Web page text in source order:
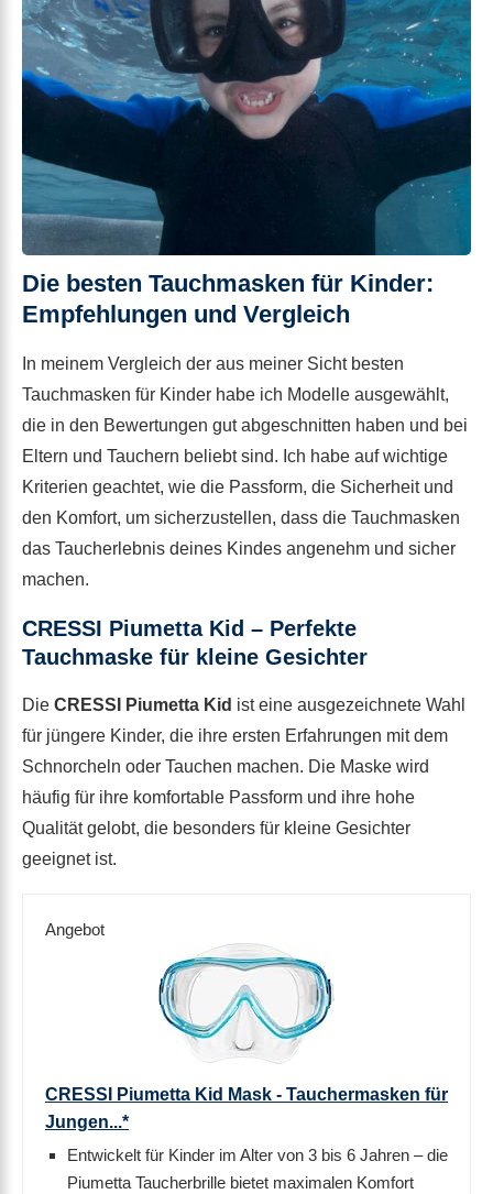
Die besten Tauchmasken für Kinder:
Empfehlungen und Vergleich
In meinem Vergleich der aus meiner Sicht besten
Tauchmasken für Kinder habe ich Modelle ausgewählt,
die in den Bewertungen gut abgeschnitten haben und bei
Eltern und Tauchern beliebt sind. Ich habe auf wichtige
Kriterien geachtet, wie die Passform, die Sicherheit und
den Komfort, um sicherzustellen, dass die Tauchmasken
das Taucherlebnis deines Kindes angenehm und sicher
machen.
CRESSI Piumetta Kid – Perfekte
Tauchmaske für kleine Gesichter
Die CRESSI Piumetta Kid ist eine ausgezeichnete Wahl
für jüngere Kinder, die ihre ersten Erfahrungen mit dem
Schnorcheln oder Tauchen machen. Die Maske wird
häufig für ihre komfortable Passform und ihre hohe
Qualität gelobt, die besonders für kleine Gesichter
geeignet ist.
Angebot
CRESSI Piumetta Kid Mask - Tauchermasken für
Jungen...*
Entwickelt für Kinder im Alter von 3 bis 6 Jahren – die
Piumetta Taucherbrille bietet maximalen Komfort